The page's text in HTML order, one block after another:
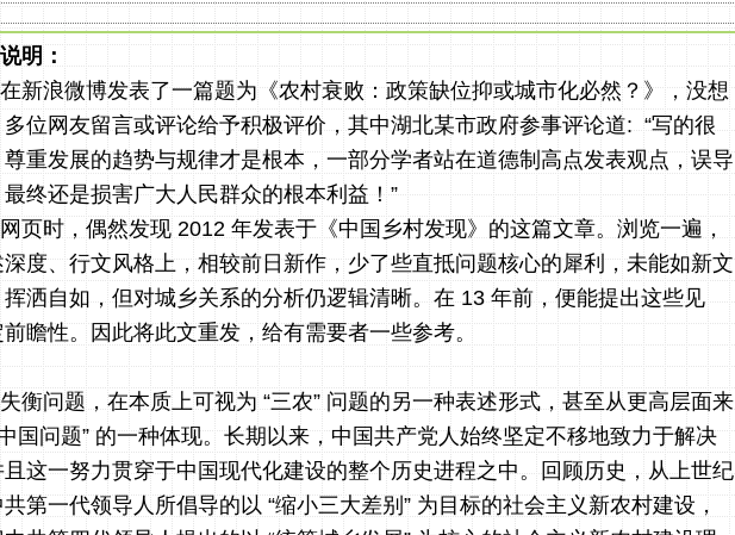
明：
新浪微博发表了一篇题为《农村衰败：政策缺位抑或城市化必然？》，没想
位网友留言或评论给予积极评价，其中湖北某市政府参事评论道: “写的很
重发展的趋势与规律才是根本，一部分学者站在道德制高点发表观点，误导
终还是损害广大人民群众的根本利益！”
页时，偶然发现 2012 年发表于《中国乡村发现》的这篇文章。浏览一遍，
度、行文风格上，相较前日新作，少了些直抵问题核心的犀利，未能如新文
洒自如，但对城乡关系的分析仍逻辑清晰。在 13 年前，便能提出这些见
瞻性。因此将此文重发，给有需要者一些参考。
衡问题，在本质上可视为 “三农” 问题的另一种表述形式，甚至从更高层面来
国问题” 的一种体现。长期以来，中国共产党人始终坚定不移地致力于解决
这一努力贯穿于中国现代化建设的整个历史进程之中。回顾历史，从上世纪
第一代领导人所倡导的以 “缩小三大差别” 为目标的社会主义新农村建设，